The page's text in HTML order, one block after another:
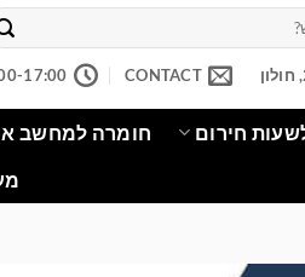
CONTACT
17:00
חירום חומרה למחשב